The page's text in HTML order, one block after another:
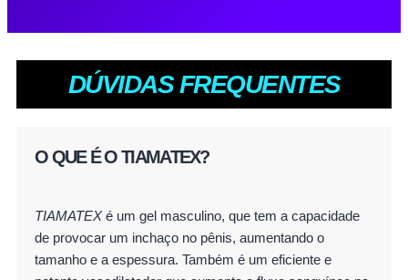
DÚVIDAS FREQUENTES
O QUE É O TIAMATEX?
TIAMATEXé um gel masculino, que tem a capacidade
de provocar um inchaço no pênis, aumentando o
tamanho e a espessura. Também é um eficiente e